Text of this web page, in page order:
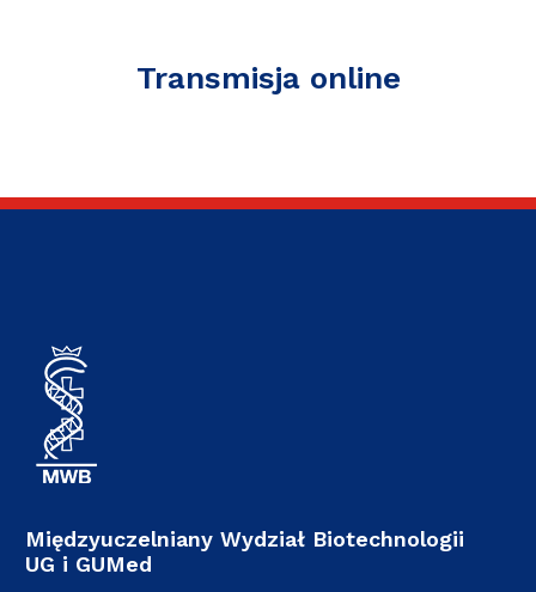
Transmisja online
Międzyuczelniany Wydział Biotechnologii
UG i GUMed